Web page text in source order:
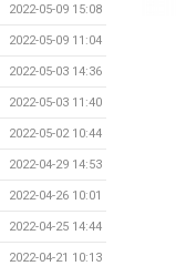
2022-05-09 15:08
2022-05-09 11:04
2022-05-03 14:36
2022-05-03 11:40
2022-05-02 10:44
2022-04-29 14:53
2022-04-26 10:01
2022-04-25 14:44
2022-04-21 10:13